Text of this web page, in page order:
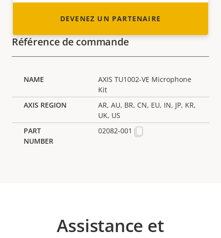
DEVENEZ UN PARTENAIRE
Référence de commande
AXIS TU1002-VE Microphone
Kit
AR, AU, BR, CN, EU, IN, JP, KR,
UK, US
02082-001
Assistance et